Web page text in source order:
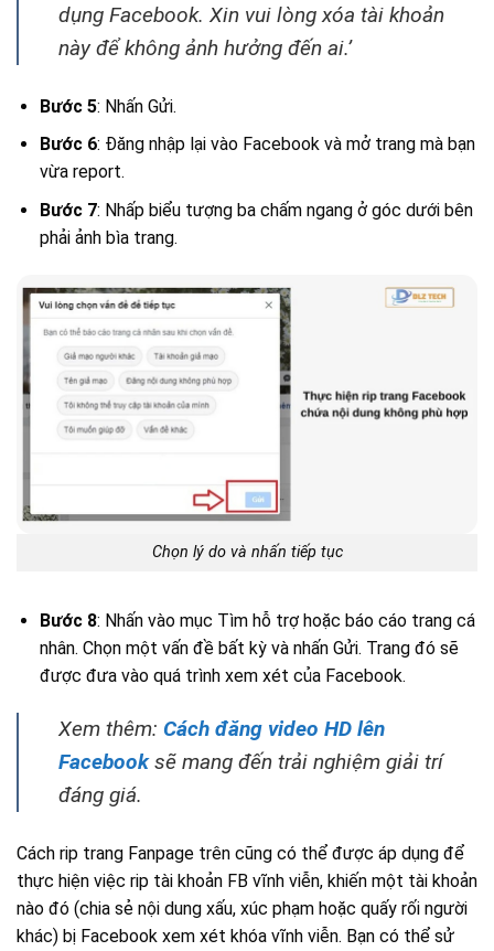
dụng Facebook. Xin vui lòng xóa tài khoản
này để không ảnh hưởng đến ai.’
Bước 5: Nhấn Gửi.
Bước 6: Đăng nhập lại vào Facebook và mở trang mà bạn
vừa report.
Bước 7: Nhấp biểu tượng ba chấm ngang ở góc dưới bên
phải ảnh bìa trang.
Chọn lý do và nhấn tiếp tục
Bước 8: Nhấn vào mục Tìm hỗ trợ hoặc báo cáo trang cá
nhân. Chọn một vấn đề bất kỳ và nhấn Gửi. Trang đó sẽ
được đưa vào quá trình xem xét của Facebook.
Xem thêm: Cách đăng video HD lên
Facebooksẽ mang đến trải nghiệm giải trí
đáng giá.
Cách rip trang Fanpage trên cũng có thể được áp dụng để
thực hiện việc rip tài khoản FB vĩnh viễn, khiến một tài khoản
nào đó (chia sẻ nội dung xấu, xúc phạm hoặc quấy rối người
khác) bị Facebook xem xét khóa vĩnh viễn. Bạn có thể sử